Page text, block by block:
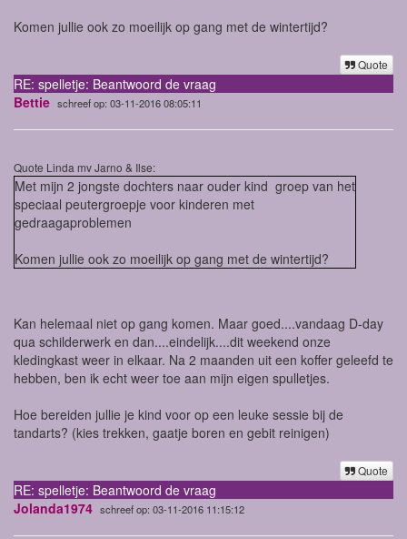
Komen jullie ook zo moeilijk op gang met de wintertijd?
Quote
RE: spelletje: Beantwoord de vraag
Bettie schreef op: 03-11-2016 08:05:11
Quote Linda mv Jarno & Ilse:
Met mijn 2 jongste dochters naar ouder kind groep van het
speciaal peutergroepje voor kinderen met
gedraagaproblemen
Komen jullie ook zo moeilijk op gang met de wintertijd?
Kan helemaal niet op gang komen. Maar goed....vandaag D-day
qua schilderwerk en dan....eindelijk....dit weekend onze
kledingkast weer in elkaar. Na 2 maanden uit een koffer geleefd te
hebben, ben ik echt weer toe aan mijn eigen spulletjes.
Hoe bereiden jullie je kind voor op een leuke sessie bij de
tandarts? (kies trekken, gaatje boren en gebit reinigen)
Quote
RE: spelletje: Beantwoord de vraag
Jolanda1974 schreef op: 03-11-2016 11:15:12